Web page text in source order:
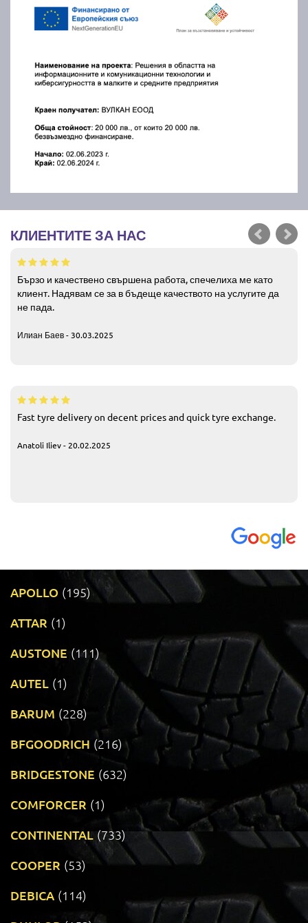
КЛИЕНТИТЕ ЗА НАС
Бързо и качествено свършена работа, спечелиха ме като
клиент. Надявам се за в бъдеще качеството на услугите да
не пада.
Илиан Баев - 30.03.2025
Fast tyre delivery on decent prices and quick tyre exchange.
Anatoli Iliev - 20.02.2025
APOLLO (195)
ATTAR (1)
AUSTONE (111)
AUTEL (1)
BARUM (228)
BFGOODRICH (216)
BRIDGESTONE (632)
COMFORCER (1)
CONTINENTAL (733)
COOPER (53)
DEBICA (114)